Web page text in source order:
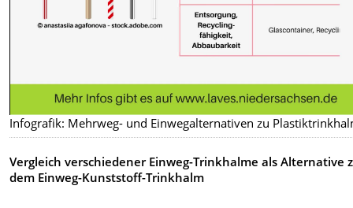
Infografik: Mehrweg- und Einwegalternativen zu
Vergleich verschiedener Einweg-Trinkhalme als Alternative
dem Einweg-Kunststoff-Trinkhalm